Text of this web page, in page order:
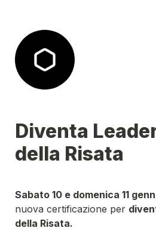
Diventa
Sabato 10 e domenica 11
nuova certificazione per
della Risata.